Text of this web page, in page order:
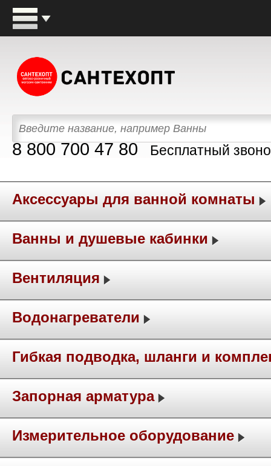
8 800 700 47 80 Бесплатный
Аксессуары для ванной комнаты
Ванны и душевые кабинки
Вентиляция
Водонагреватели
Гибкая подводка, шланги и
Запорная арматура
Измерительное оборудование